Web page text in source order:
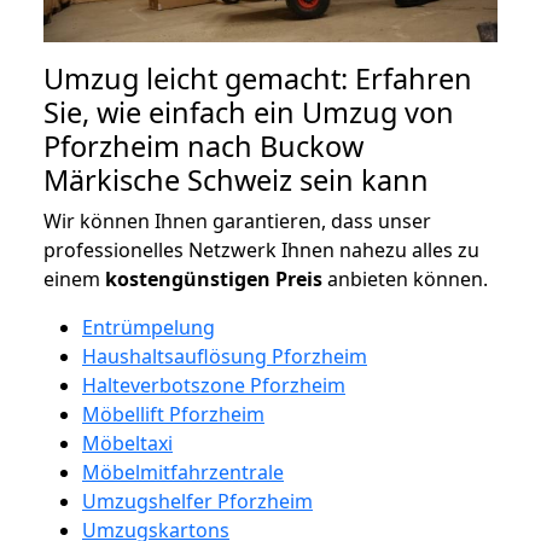
Umzug leicht gemacht: Erfahren
Sie, wie einfach ein Umzug von
Pforzheim nach Buckow
Märkische Schweiz sein kann
Wir können Ihnen garantieren, dass unser
professionelles Netzwerk Ihnen nahezu alles zu
einem kostengünstigen Preisanbieten können.
Entrümpelung
Haushaltsauflösung Pforzheim
Halteverbotszone Pforzheim
Möbellift Pforzheim
Möbeltaxi
Möbelmitfahrzentrale
Umzugshelfer Pforzheim
Umzugskartons